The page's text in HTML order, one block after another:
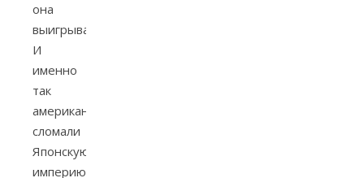
она
выигрывает.
И
именно
так
американцы
сломали
Японскую
империю,